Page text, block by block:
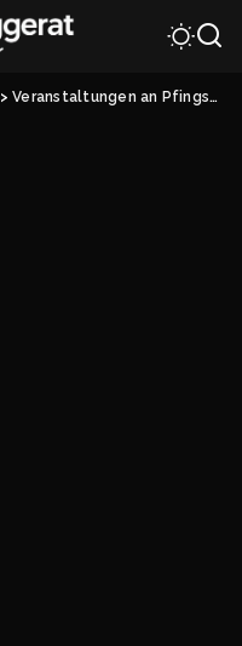
>Veranstaltungen an Pfingsten 2026: Die besten Tipps